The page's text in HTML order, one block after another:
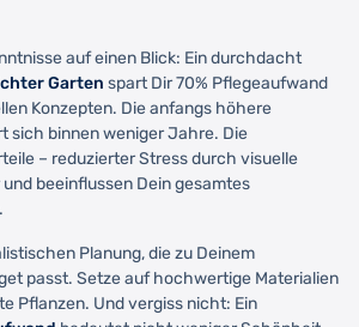
auf einen Blick: Ein durchdacht
Garten spart Dir 70% Pflegeaufwand
Konzepten. Die anfangs höhere
sich binnen weniger Jahre. Die
– reduzierter Stress durch visuelle
beeinflussen Dein gesamtes
Planung, die zu Deinem
passt. Setze auf hochwertige Materialien
Pflanzen. Und vergiss nicht: Ein